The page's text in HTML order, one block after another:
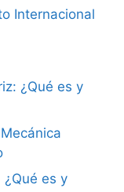
Internacional
¿Qué es y
es y